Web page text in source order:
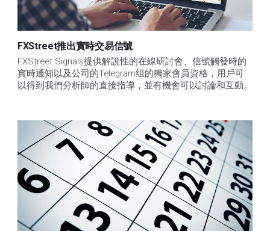
FXStreet推出實時交易信號
FXStreet Signals提供解說性的在線研討會、信號觸發時的
實時通知以及公司的Telegram组的獨家會員資格，用戶可
以得到我們分析師的直接指導，並有機會可以討論和互動。